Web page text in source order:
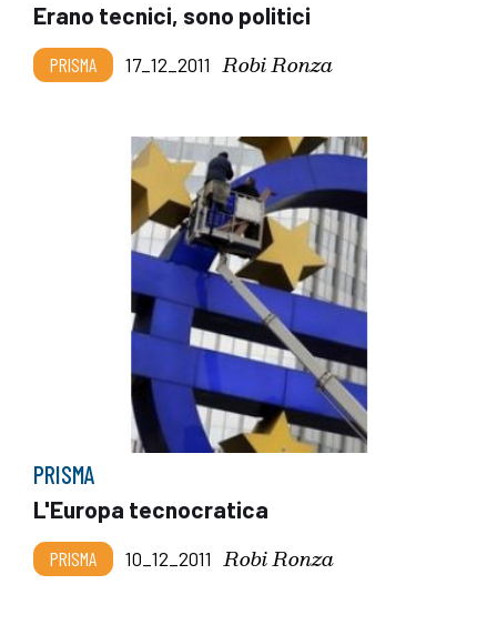
Erano tecnici, sono politici
PRISMA 17_12_2011 Robi Ronza
PRISMA
L'Europa tecnocratica
PRISMA 10_12_2011 Robi Ronza